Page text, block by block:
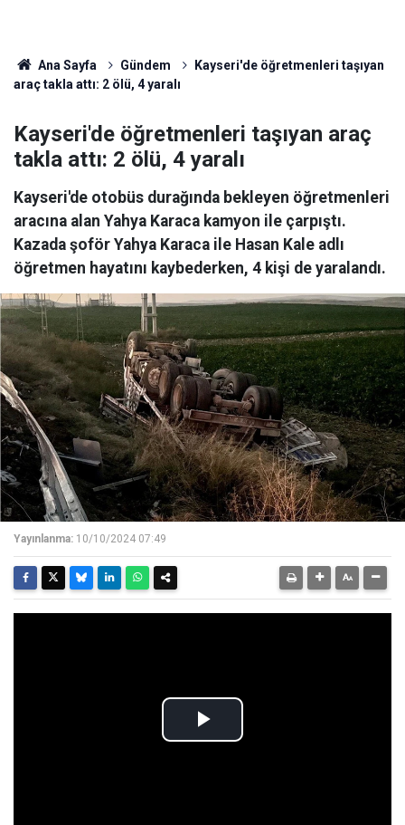
Ana Sayfa Gündem
Kayseri'de öğretmenleri taşıyan
araç takla attı: 2 ölü, 4 yaralı
Kayseri'de öğretmenleri taşıyan araç
takla attı: 2 ölü, 4 yaralı
Kayseri'de otobüs durağında bekleyen öğretmenleri
aracına alan Yahya Karaca kamyon ile çarpıştı.
Kazada şoför Yahya Karaca ile Hasan Kale adlı
öğretmen hayatını kaybederken, 4 kişi de yaralandı.
Yayınlanma: 10/10/2024 07:49